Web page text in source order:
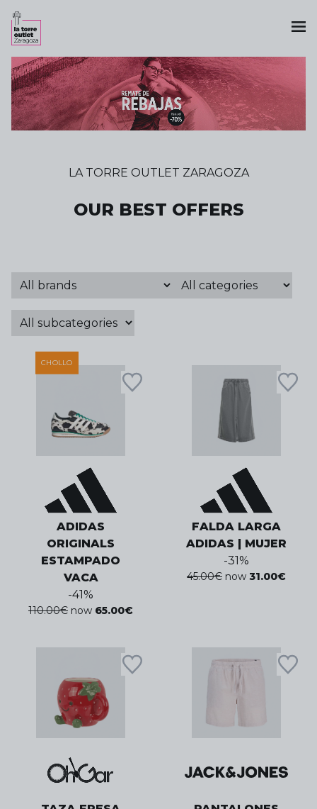
LA TORRE OUTLET ZARAGOZA
OUR BEST OFFERS
CHOLLO
ADIDAS
ORIGINALS
ESTAMPADO
VACA
-41%
110.00€ now 65.00€
FALDA LARGA
ADIDAS | MUJER
-31%
45.00€ now 31.00€